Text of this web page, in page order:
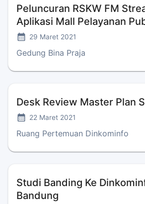
Peluncuran RSKW FM
Aplikasi Mall Pelayanan
29 Maret 2021
Gedung Bina Praja
Desk Review Master Plan
22 Maret 2021
Ruang Pertemuan Dinkominfo
Studi Banding Ke
Bandung